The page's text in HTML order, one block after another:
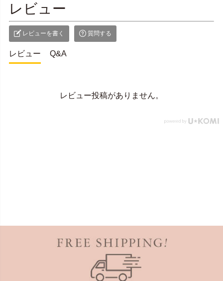
レビュー
レビューを書く 質問する
レビュー Q&A
レビュー投稿がありません。